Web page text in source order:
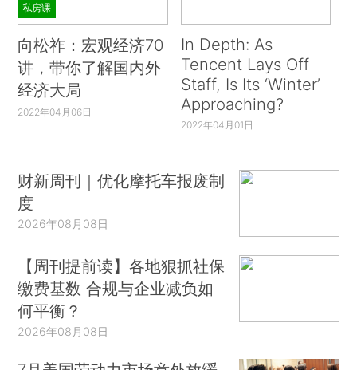
私房课
向松祚：宏观经济70
讲，带你了解国内外
经济大局
2022年04月06日
In Depth: As
Tencent Lays Off
Staff, Is Its ‘Winter’
Approaching?
2022年04月01日
财新周刊｜优化摩托车报废制
度
2026年08月08日
【周刊提前读】各地狠抓社保
缴费基数 合规与企业减负如
何平衡？
2026年08月08日